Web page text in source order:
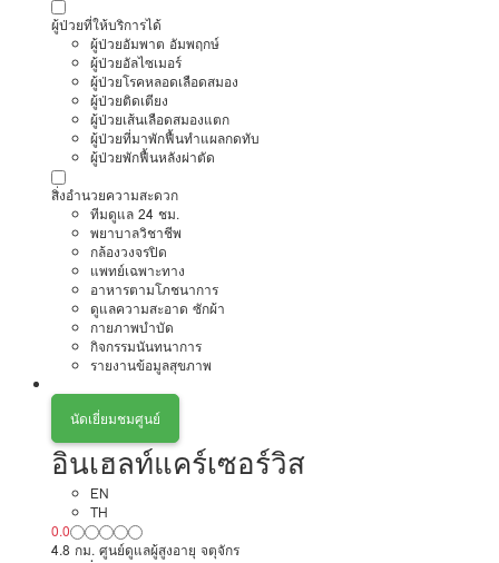
ผู้ป่วยที่ให้บริการได้
ผู้ป่วยอัมพาต อัมพฤกษ์
ผู้ป่วยอัลไซเมอร์
ผู้ป่วยโรคหลอดเลือดสมอง
ผู้ป่วยติดเตียง
ผู้ป่วยเส้นเลือดสมองแตก
ผู้ป่วยที่มาพักฟื้นทำแผลกดทับ
ผู้ป่วยพักฟื้นหลังผ่าตัด
สิ่งอำนวยความสะดวก
ทีมดูแล 24 ชม.
พยาบาลวิชาชีพ
กล้องวงจรปิด
แพทย์เฉพาะทาง
อาหารตามโภชนาการ
ดูแลความสะอาด ซักผ้า
กายภาพบำบัด
กิจกรรมนันทนาการ
รายงานข้อมูลสุขภาพ
นัดเยี่ยมชมศูนย์
อินเฮลท์แคร์เซอร์วิส
EN
TH
0.0
4.8 กม. ศูนย์ดูแลผู้สูงอายุ จตุจักร